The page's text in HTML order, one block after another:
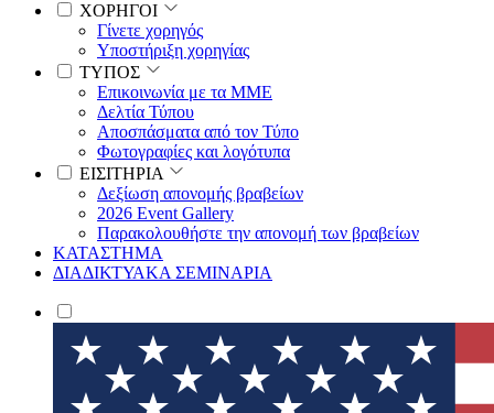
ΧΟΡΗΓΟΙ
Γίνετε χορηγός
Υποστήριξη χορηγίας
ΤΥΠΟΣ
Επικοινωνία με τα ΜΜΕ
Δελτία Τύπου
Αποσπάσματα από τον Τύπο
Φωτογραφίες και λογότυπα
ΕΙΣΙΤΗΡΙΑ
Δεξίωση απονομής βραβείων
2026 Event Gallery
Παρακολουθήστε την απονομή των βραβείων
ΚΑΤΑΣΤΗΜΑ
ΔΙΑΔΙΚΤΥΑΚΑ ΣΕΜΙΝΑΡΙΑ